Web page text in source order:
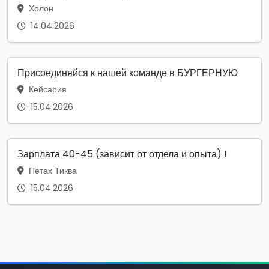
Холон
14.04.2026
Присоединяйся к нашей команде в БУРГЕРНУЮ
Кейсария
15.04.2026
Зарплата 40-45 (зависит от отдела и опыта) !
Петах Тиква
15.04.2026